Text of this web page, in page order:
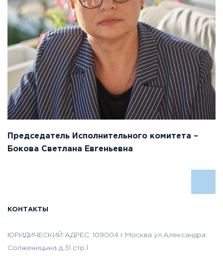
Председатель Исполнительного комитета –
Бокова Светлана Евгеньевна
КОНТАКТЫ
ЮРИДИЧЕСКИЙ АДРЕС: 109004 г.Москва ул.Александра
Солженицына д.31 стр.1